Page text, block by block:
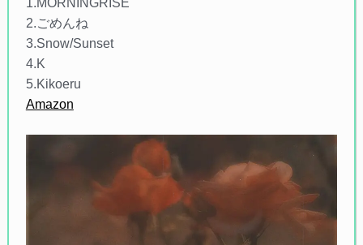
1.MORNINGRISE
2.ごめんね
3.Snow/Sunset
4.K
5.Kikoeru
Amazon